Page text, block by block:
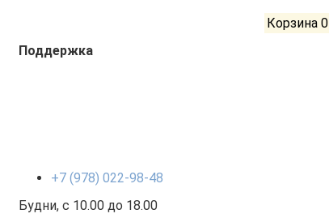
Корзина 0
Поддержка
+7 (978) 022-98-48
Будни, с 10.00 до 18.00